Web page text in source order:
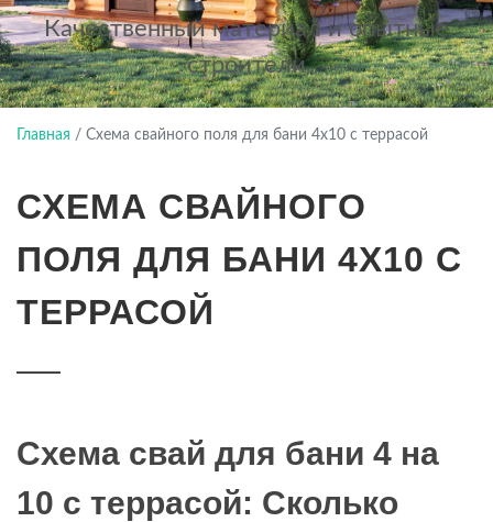
Качественный материал и опытные
строители
Главная / Схема свайного поля для бани 4х10 с террасой
СХЕМА СВАЙНОГО
ПОЛЯ ДЛЯ БАНИ 4Х10 С
ТЕРРАСОЙ
Схема свай для бани 4 на
10 с террасой: Сколько